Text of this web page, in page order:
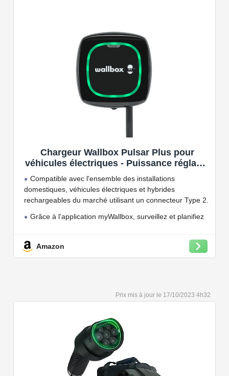
Chargeur Wallbox Pulsar Plus pour
véhicules électriques - Puissance réglable
jusqu'à 7.4 KW, câble de Charge Type 2,
Wi-FI et Bluetooth, OCPP
Compatible avec l'ensemble des installations
domestiques, véhicules électriques et hybrides
rechargeables du marché utilisant un connecteur Type 2.
Grâce à l'application myWallbox, surveillez et planifiez
Convient à une installation à l'intérieur et à l'extérieur,
Capacité de charge à puissance réglable jusqu'à 22
kW. Câble de charge Type 2 de 5 ou 7 mètres de long.
Compatible avec tous les compteurs d'énergie Wallbox
permettant d'éviter les pannes de courant, les surprises
sur vos factures d'énergie et de charger votre VE avec
vos panneaux solaires.
Amazon
17/10/2023 4h32